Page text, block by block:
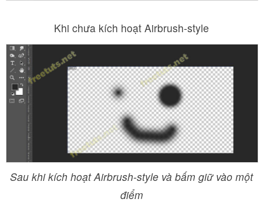
Khi chưa kích hoạt Airbrush-style
Sau khi kích hoạt Airbrush-style và bấm giữ vào một
điểm